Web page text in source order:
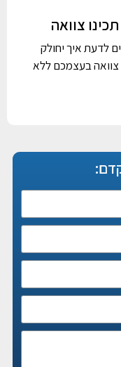
צוואה
לדעת איך יחולק
בעצמכם ללא